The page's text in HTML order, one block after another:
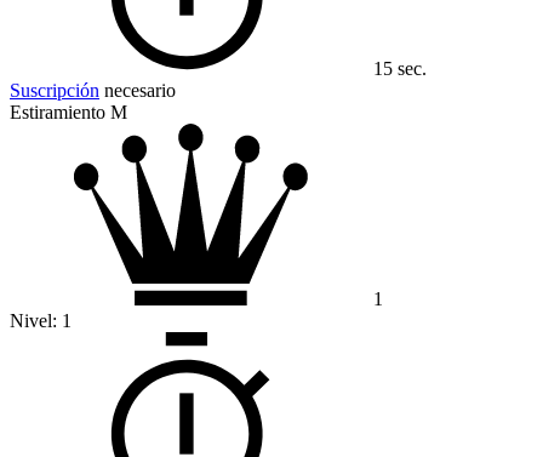
15 sec.
Suscripción necesario
Estiramiento M
1
Nivel: 1